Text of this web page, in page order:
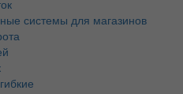
системы для магазинов